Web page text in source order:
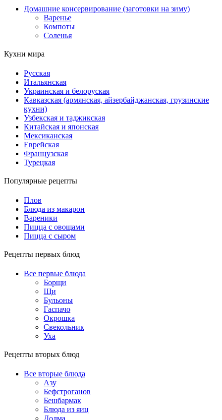
Домашние консервирование (заготовки на зиму)
Варенье
Компоты
Соленья
Кухни мира
Русская
Итальянская
Украинская и белоруская
Кавказская (армянская, айзербайджанская, грузинские
кухни)
Узбекская и таджикская
Китайская и японская
Мексиканская
Еврейская
Французская
Турецкая
Популярные рецепты
Плов
Блюда из макарон
Вареники
Пицца с овощами
Пицца с сыром
Рецепты первых блюд
Все первые блюда
Борщи
Щи
Бульоны
Гаспачо
Окрошка
Свекольник
Уха
Рецепты вторых блюд
Все вторые блюда
Азу
Бефстроганов
Бешбармак
Блюда из яиц